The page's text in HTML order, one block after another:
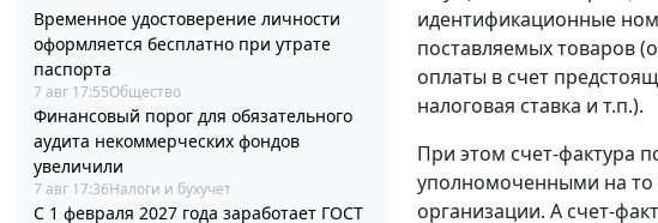
Временное удостоверение личности
оформляется бесплатно при утрате
паспорта
7 авг 17:55Общество
Финансовый порог для обязательного
аудита некоммерческих фондов
увеличили
7 авг 17:36Налоги и бухучет
С 1 февраля 2027 года заработает ГОСТ
идентификационные
поставляемых товаров
оплаты в счет
налоговая ставка и т.п.).
При этом счет-фактура
уполномоченными на то
организации. А счет-